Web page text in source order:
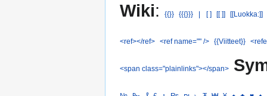
Wiki: {{}} {{{}}} | [ ] [[ ]] [[Luokka:]]
<ref></ref> <ref name="" /> {{Viitteet}}
<span class="plainlinks"></span>